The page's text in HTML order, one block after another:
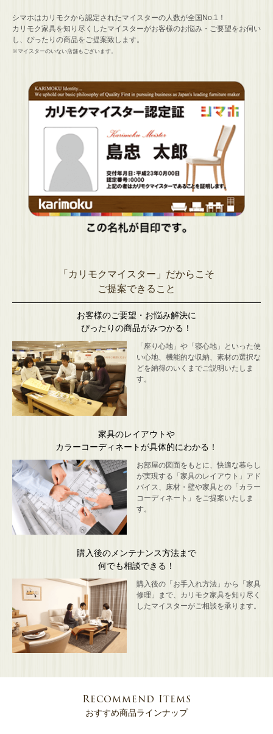
シマホはカリモクから認定されたマイスターの人数が全国No.1！
カリモク家具を知り尽くしたマイスターがお客様のお悩み・ご要望をお伺い
し、ぴったりの商品をご提案致します。
※マイスターのいない店舗もございます。
「カリモクマイスター」だからこそ
ご提案できること
お客様のご要望・お悩み解決に
ぴったりの商品がみつかる！
「座り心地」や「寝心地」といった使
い心地、機能的な収納、素材の選択な
どを納得のいくまでご説明いたしま
す。
家具のレイアウトや
カラーコーディネートが具体的にわかる！
お部屋の図面をもとに、快適な暮らし
が実現する「家具のレイアウト」アド
バイス、床材・壁や家具との「カラー
コーディネート」をご提案いたしま
す。
購入後のメンテナンス方法まで
何でも相談できる！
購入後の「お手入れ方法」から「家具
修理」まで、カリモク家具を知り尽く
したマイスターがご相談を承ります。
Recommend Items
おすすめ商品ラインナップ